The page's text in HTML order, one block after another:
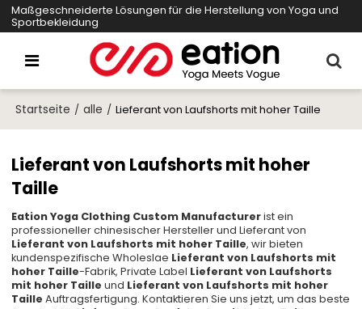
Maßgeschneiderte Lösungen für die Herstellung von Yoga und
Sportbekleidung
Startseite / alle / Lieferant von Laufshorts mit hoher Taille
Lieferant von Laufshorts mit hoher
Taille
Eation Yoga Clothing Custom Manufacturerist ein
professioneller chinesischer Hersteller und Lieferant von
Lieferant von Laufshorts mit hoher Taille, wir bieten
kundenspezifische Wholeslae Lieferant von Laufshorts mit
hoher Taille-Fabrik, Private Label Lieferant von Laufshorts
mit hoher Taille und Lieferant von Laufshorts mit hoher
Taille Auftragsfertigung. Kontaktieren Sie uns jetzt, um das beste